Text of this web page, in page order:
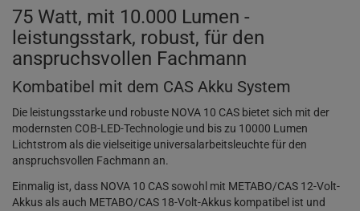
75 Watt, mit 10.000 Lumen -
leistungsstark, robust, für den
anspruchsvollen Fachmann
Kombatibel mit dem CAS Akku System
Die leistungsstarke und robuste NOVA 10 CAS bietet sich mit der
modernsten COB-LED-Technologie und bis zu 10000 Lumen
Lichtstrom als die vielseitige universalarbeitsleuchte für den
anspruchsvollen Fachmann an.
Einmalig ist, dass NOVA 10 CAS sowohl mit METABO/CAS 12-Volt-
Akkus als auch METABO/CAS 18-Volt-Akkus kompatibel ist und